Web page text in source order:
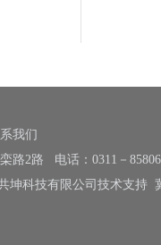
我们
路2路 电话：0311－
坤科技有限公司技术支持